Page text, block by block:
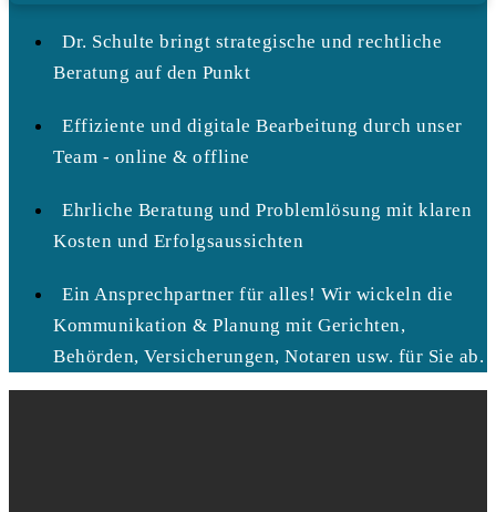
Dr. Schulte bringt strategische und rechtliche
Beratung auf den Punkt
Effiziente und digitale Bearbeitung durch unser
Team - online & offline
Ehrliche Beratung und Problemlösung mit klaren
Kosten und Erfolgsaussichten
Ein Ansprechpartner für alles! Wir wickeln die
Kommunikation & Planung mit Gerichten,
Behörden, Versicherungen, Notaren usw. für Sie ab.